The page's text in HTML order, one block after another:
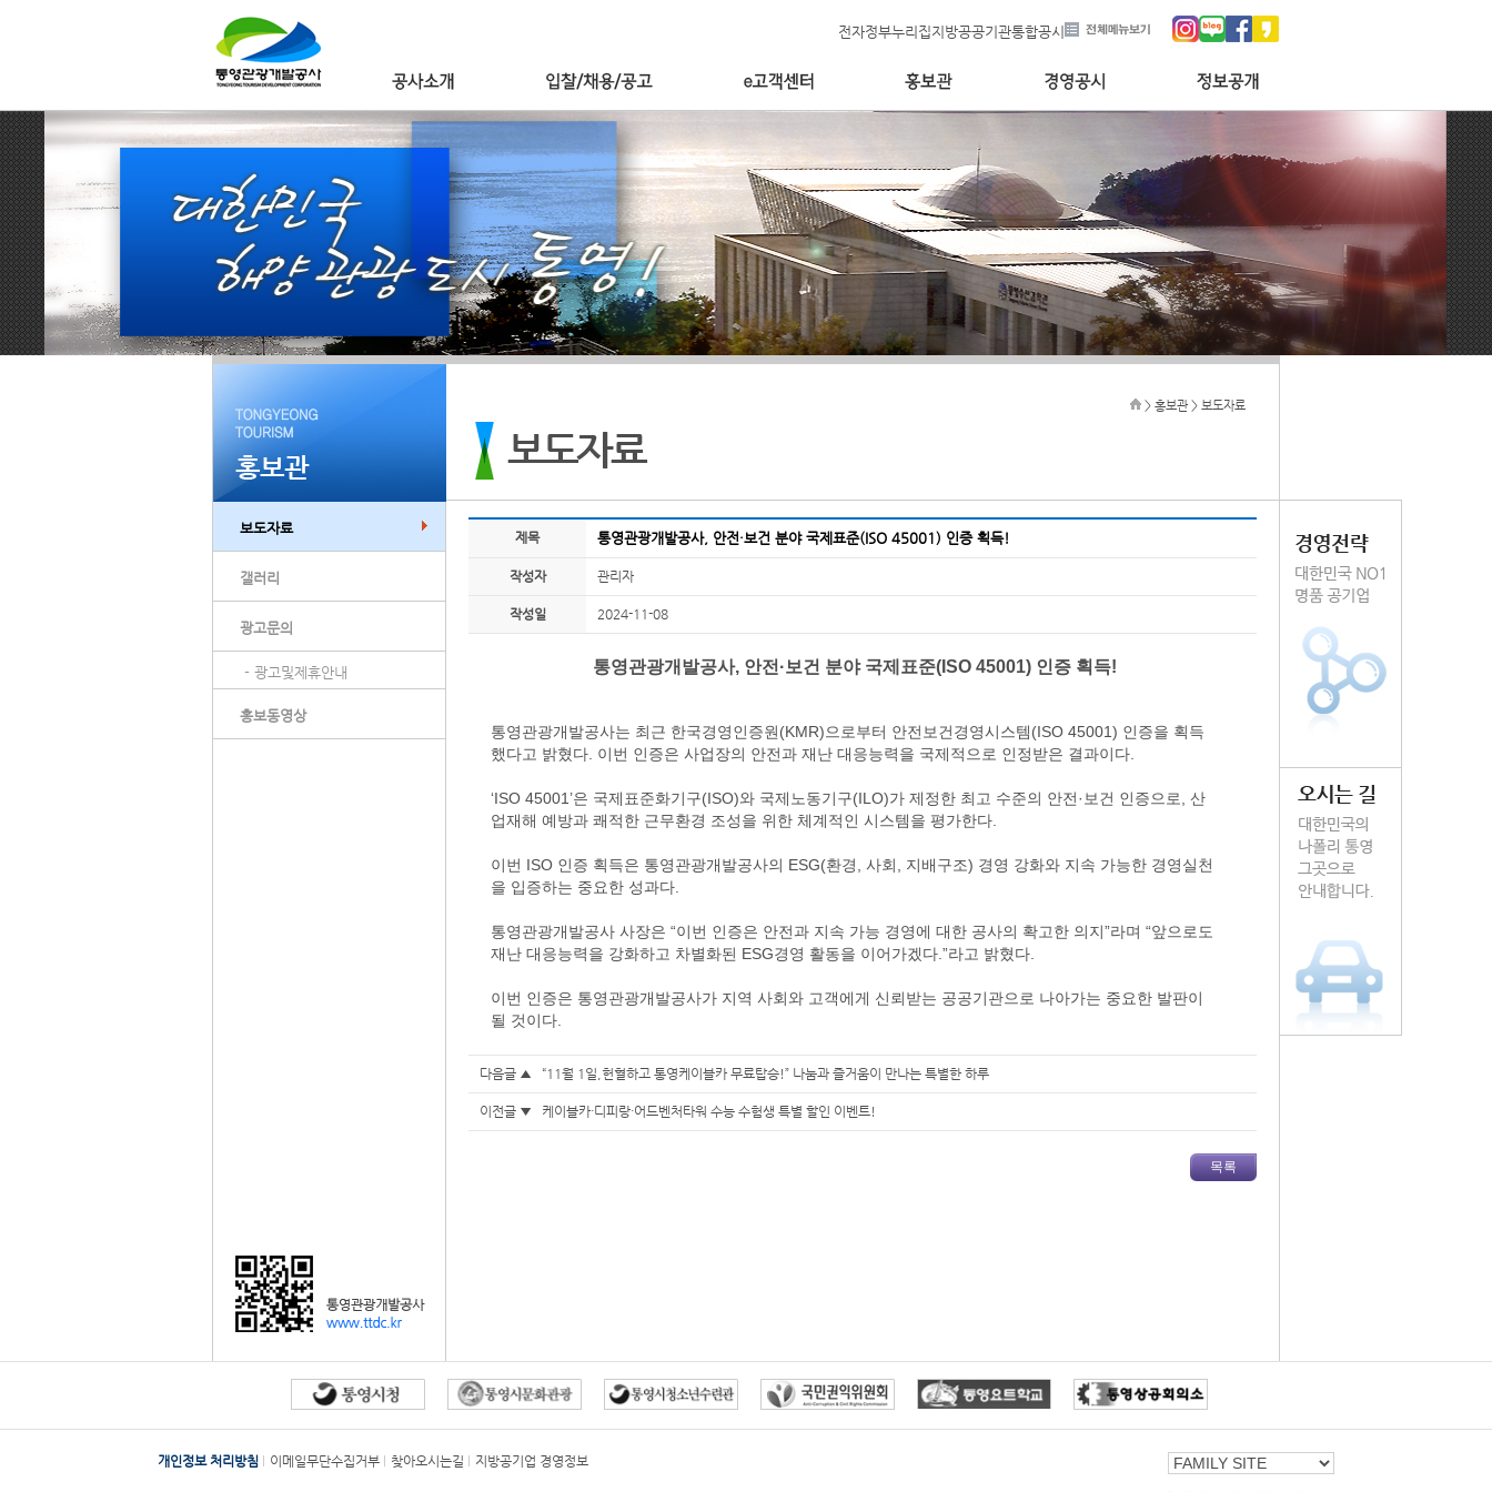
전자정부누리집지방공공기관통합공시
보도자료
갤러리
광고문의
- 광고및제휴안내
홍보동영상
> 홍보관 > 보도자료
제목 통영관광개발공사, 안전·보건 분야 국제표준(ISO 45001) 인증 획득!
작성자 관리자
작성일 2024-11-08
통영관광개발공사, 안전·보건 분야 국제표준(ISO 45001) 인증 획득!
통영관광개발공사는 최근 한국경영인증원(KMR)으로부터 안전보건경영시스템(ISO 45001) 인증을 획득
했다고 밝혔다. 이번 인증은 사업장의 안전과 재난 대응능력을 국제적으로 인정받은 결과이다.
‘ISO 45001’은 국제표준화기구(ISO)와 국제노동기구(ILO)가 제정한 최고 수준의 안전·보건 인증으로, 산
업재해 예방과 쾌적한 근무환경 조성을 위한 체계적인 시스템을 평가한다.
이번 ISO 인증 획득은 통영관광개발공사의 ESG(환경, 사회, 지배구조) 경영 강화와 지속 가능한 경영실천
을 입증하는 중요한 성과다.
통영관광개발공사 사장은 “이번 인증은 안전과 지속 가능 경영에 대한 공사의 확고한 의지”라며 “앞으로도
재난 대응능력을 강화하고 차별화된 ESG경영 활동을 이어가겠다.”라고 밝혔다.
이번 인증은 통영관광개발공사가 지역 사회와 고객에게 신뢰받는 공공기관으로 나아가는 중요한 발판이
될 것이다.
다음글 ▲ “11월 1일,헌혈하고 통영케이블카 무료탑승!” 나눔과 즐거움이 만나는 특별한 하루
이전글 ▼ 케이블카·디피랑·어드벤처타워 수능 수험생 특별 할인 이벤트!
개인정보 처리방침 이메일무단수집거부 찾아오시는길 지방공기업 경영정보